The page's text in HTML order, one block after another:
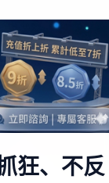
狂、不反